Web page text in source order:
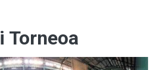
Torneoa